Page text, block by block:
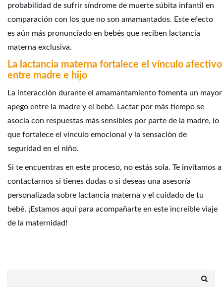
probabilidad de sufrir síndrome de muerte súbita infantil en
comparación con los que no son amamantados. Este efecto
es aún más pronunciado en bebés que reciben lactancia
materna exclusiva.
La lactancia materna fortalece el vínculo afectivo
entre madre e hijo
La interacción durante el amamantamiento fomenta un mayor
apego entre la madre y el bebé. Lactar por más tiempo se
asocia con respuestas más sensibles por parte de la madre, lo
que fortalece el vínculo emocional y la sensación de
seguridad en el niño.
Si te encuentras en este proceso, no estás sola. Te invitamos a
contactarnos si tienes dudas o si deseas una asesoría
personalizada sobre lactancia materna y el cuidado de tu
bebé. ¡Estamos aquí para acompañarte en este increíble viaje
de la maternidad!